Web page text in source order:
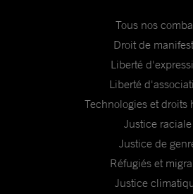
Tous nos
Droit de
Liberté
Liberté
Technologies et droits
Justice raciale
Justice de
Réfugiés et
Justice